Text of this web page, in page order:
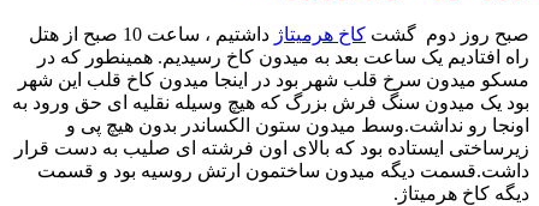
صبح روز دوم گشت کاخ هرمیتاژ
داشتیم ، ساعت 10 صبح از هتل
راه افتادیم یک ساعت بعد به میدون کاخ رسیدیم. همینطور که در
مسکو میدون سرخ قلب شهر بود در اینجا میدون کاخ قلب این شهر
بود یک میدون سنگ فرش بزرگ که هیچ وسیله نقلیه ای حق ورود به
اونجا رو نداشت.وسط میدون ستون الکساندر بدون هیچ پی و
زیرساختی ایستاده بود که بالای اون فرشته ای صلیب به دست قرار
داشت.قسمت دیگه میدون ساختمون ارتش روسیه بود و قسمت
دیگه کاخ هرمیتاژ.